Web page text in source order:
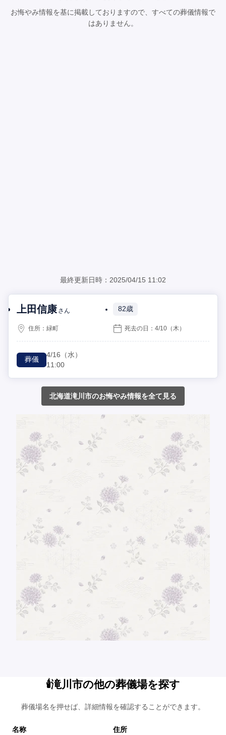
お悔やみ情報を基に掲載しておりますので、すべての葬儀情報で
はありません。
最終更新日時：2025/04/15 11:02
上田信康 さん 82歳
住所：緑町 死去の日：4/10 （木）
葬儀
4/16 （水）
11:00
北海道滝川市のお悔やみ情報を全て見る
🕯️滝川市の他の葬儀場を探す
葬儀場名を押せば、詳細情報を確認することができます。
名称 住所